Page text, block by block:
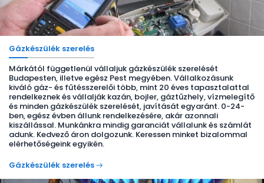
Gázkészülék szerelés
Márkától függetlenül vállaljuk gázkészülék szerelését
Budapesten, illetve egész Pest megyében. Vállalkozásunk
kiváló gáz- és fűtésszerelői több, mint 20 éves tapasztalattal
rendelkeznek és vállalják kazán, bojler, gáztűzhely, vízmelegítő
és minden gázkészülék szerelését, javítását egyaránt. 0-24-
ben, egész évben állunk rendelkezésére, akár azonnali
kiszállással. Munkánkra mindig garanciát vállalunk és számlát
adunk. Kedvező áron dolgozunk. Keressen minket bizalommal
elérhetőségeink egyikén.
Gázkészülék szerelés